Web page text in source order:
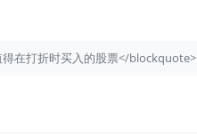
在打折时买入的股票</blockquote>